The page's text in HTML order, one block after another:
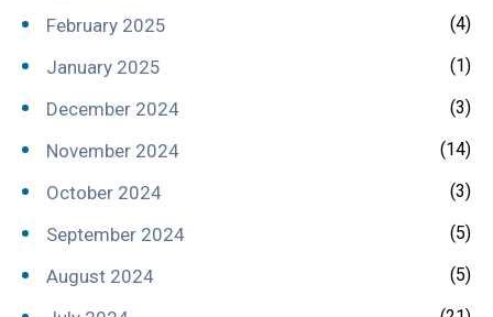
February 2025 (4)
January 2025 (1)
December 2024 (3)
November 2024 (14)
October 2024 (3)
September 2024 (5)
August 2024 (5)